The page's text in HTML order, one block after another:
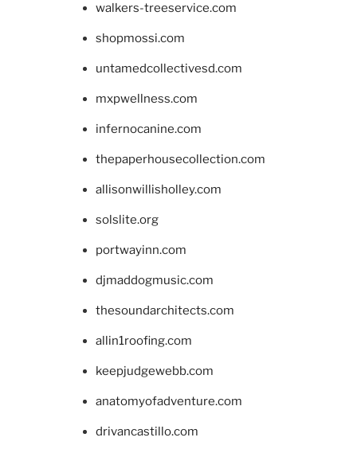
walkers-treeservice.com
shopmossi.com
untamedcollectivesd.com
mxpwellness.com
infernocanine.com
thepaperhousecollection.com
allisonwillisholley.com
solslite.org
portwayinn.com
djmaddogmusic.com
thesoundarchitects.com
allin1roofing.com
keepjudgewebb.com
anatomyofadventure.com
drivancastillo.com